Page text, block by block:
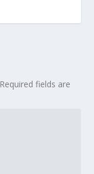
Required fields are